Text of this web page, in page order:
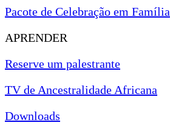
Pacote de Celebração em Família
APRENDER
Reserve um palestrante
TV de Ancestralidade Africana
Downloads